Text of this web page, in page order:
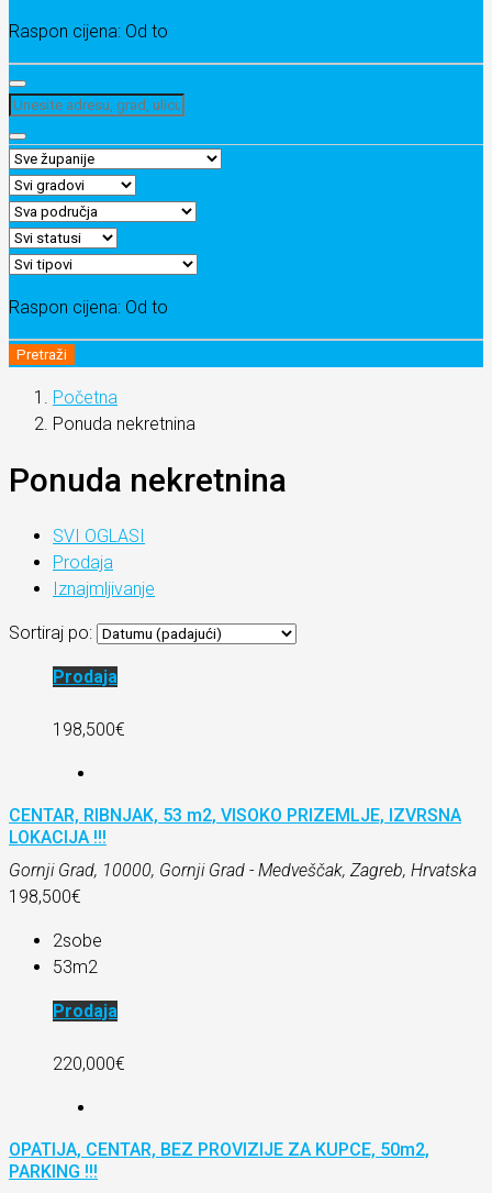
Raspon cijena: Od to
Raspon cijena: Od to
Pretraži
Početna
Ponuda nekretnina
Ponuda nekretnina
SVI OGLASI
Prodaja
Iznajmljivanje
Sortiraj po:
Prodaja
198,500€
CENTAR, RIBNJAK, 53 m2, VISOKO PRIZEMLJE, IZVRSNA
LOKACIJA !!!
Gornji Grad, 10000, Gornji Grad - Medveščak, Zagreb, Hrvatska
198,500€
2sobe
53m2
Prodaja
220,000€
OPATIJA, CENTAR, BEZ PROVIZIJE ZA KUPCE, 50m2,
PARKING !!!